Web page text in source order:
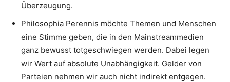
Überzeugung.
Philosophia Perennis möchte Themen und Menschen
eine Stimme geben, die in den Mainstreammedien
ganz bewusst totgeschwiegen werden. Dabei legen
wir Wert auf absolute Unabhängigkeit. Gelder von
Parteien nehmen wir auch nicht indirekt entgegen.